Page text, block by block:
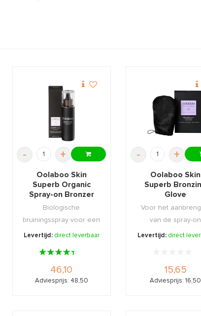
- +
Oolaboo Skin
Superb Organic
Spray-on Bronzer
Face & Body 200ml
Biologische
bruiningsspray voor een
schitterende bronzen
Levertijd: direct leverbaar
46,10
Adviesprijs: 48,50
- +
Oolaboo Skin
Superb
Glove
Voor het
van de spray-on
bronzer op het
Levertijd: direct
15,65
Adviesprijs: 16,50